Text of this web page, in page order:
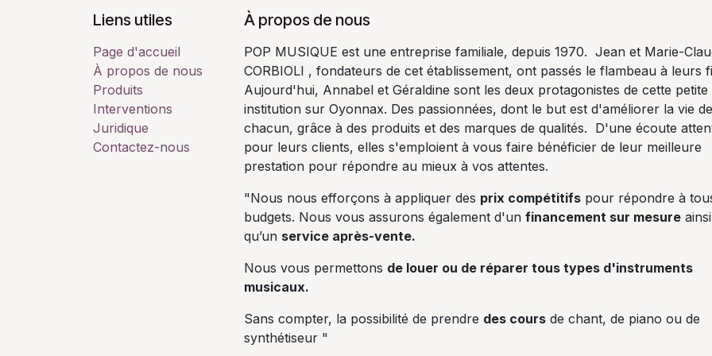
Liens utiles
Page d'accueil
À propos de nous
Produits
Interventions
Juridique
Contactez-nous
À propos de nous
POP MUSIQUE est une entreprise familiale, depuis 1970. Jean et Marie-
CORBIOLI , fondateurs de cet établissement, ont passés le flambeau à leurs
Aujourd'hui, Annabel et Géraldine sont les deux protagonistes de cette petite
institution sur Oyonnax. Des passionnées, dont le but est d'améliorer la vie de
chacun, grâce à des produits et des marques de qualités. D'une écoute
pour leurs clients, elles s'emploient à vous faire bénéficier de leur meilleure
prestation pour répondre au mieux à vos attentes.
"Nous nous efforçons à appliquer des prix compétitifs pour répondre à
budgets. Nous vous assurons également d'un financement sur mesure ainsi
qu’un service après-vente.
Nous vous permettons de louer ou de réparer tous types d'instruments
musicaux.
Sans compter, la possibilité de prendre des cours de chant, de piano ou de
synthétiseur "